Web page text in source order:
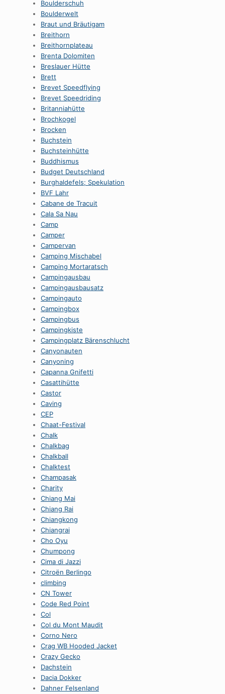
Boulderschuh
Boulderwelt
Braut und Bräutigam
Breithorn
Breithornplateau
Brenta Dolomiten
Breslauer Hütte
Brett
Brevet Speedflying
Brevet Speedriding
Britanniahütte
Brochkogel
Brocken
Buchstein
Buchsteinhütte
Buddhismus
Budget Deutschland
Burghaldefels; Spekulation
BVF Lahr
Cabane de Tracuit
Cala Sa Nau
Camp
Camper
Campervan
Camping Mischabel
Camping Mortaratsch
Campingausbau
Campingausbausatz
Campingauto
Campingbox
Campingbus
Campingkiste
Campingplatz Bärenschlucht
Canyonauten
Canyoning
Capanna Gnifetti
Casattihütte
Castor
Caving
CEP
Chaat-Festival
Chalk
Chalkbag
Chalkball
Chalktest
Champasak
Charity
Chiang Mai
Chiang Rai
Chiangkong
Chiangrai
Cho Oyu
Chumpong
Cima di Jazzi
Citroën Berlingo
climbing
CN Tower
Code Red Point
Col
Col du Mont Maudit
Corno Nero
Crag WB Hooded Jacket
Crazy Gecko
Dachstein
Dacia Dokker
Dahner Felsenland